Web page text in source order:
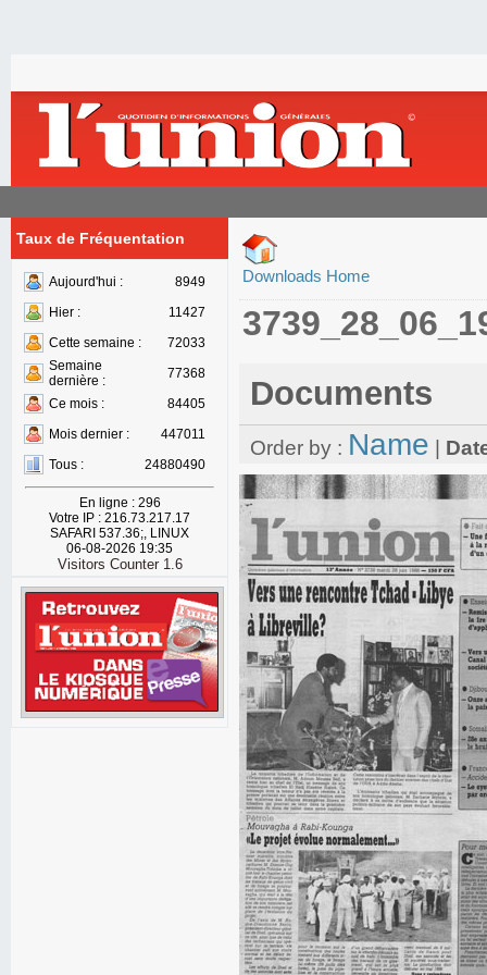
Taux de Fréquentation
Aujourd'hui :
8949
Hier :
11427
Cette semaine :
72033
Semaine
dernière :
77368
Ce mois :
84405
Mois dernier :
447011
Tous :
24880490
En ligne : 296
Votre IP : 216.73.217.17
SAFARI 537.36;, LINUX
06-08-2026 19:35
Visitors Counter 1.6
Downloads Home
Documents
Order by : Name